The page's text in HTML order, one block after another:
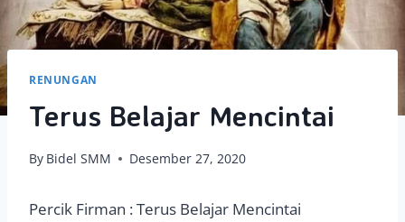
RENUNGAN
Terus Belajar Mencintai
By Bidel SMM Desember 27, 2020
Percik Firman : Terus Belajar Mencintai